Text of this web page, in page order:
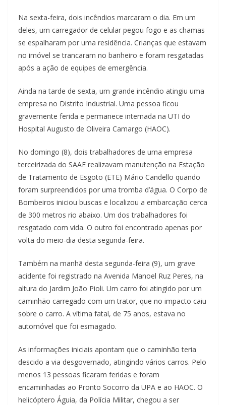
Na sexta-feira, dois incêndios marcaram o dia. Em um
deles, um carregador de celular pegou fogo e as chamas
se espalharam por uma residência. Crianças que estavam
no imóvel se trancaram no banheiro e foram resgatadas
após a ação de equipes de emergência.
Ainda na tarde de sexta, um grande incêndio atingiu uma
empresa no Distrito Industrial. Uma pessoa ficou
gravemente ferida e permanece internada na UTI do
Hospital Augusto de Oliveira Camargo (HAOC).
No domingo (8), dois trabalhadores de uma empresa
terceirizada do SAAE realizavam manutenção na Estação
de Tratamento de Esgoto (ETE) Mário Candello quando
foram surpreendidos por uma tromba d’água. O Corpo de
Bombeiros iniciou buscas e localizou a embarcação cerca
de 300 metros rio abaixo. Um dos trabalhadores foi
resgatado com vida. O outro foi encontrado apenas por
volta do meio-dia desta segunda-feira.
Também na manhã desta segunda-feira (9), um grave
acidente foi registrado na Avenida Manoel Ruz Peres, na
altura do Jardim João Pioli. Um carro foi atingido por um
caminhão carregado com um trator, que no impacto caiu
sobre o carro. A vítima fatal, de 75 anos, estava no
automóvel que foi esmagado.
As informações iniciais apontam que o caminhão teria
descido a via desgovernado, atingindo vários carros. Pelo
menos 13 pessoas ficaram feridas e foram
encaminhadas ao Pronto Socorro da UPA e ao HAOC. O
helicóptero Águia, da Polícia Militar, chegou a ser